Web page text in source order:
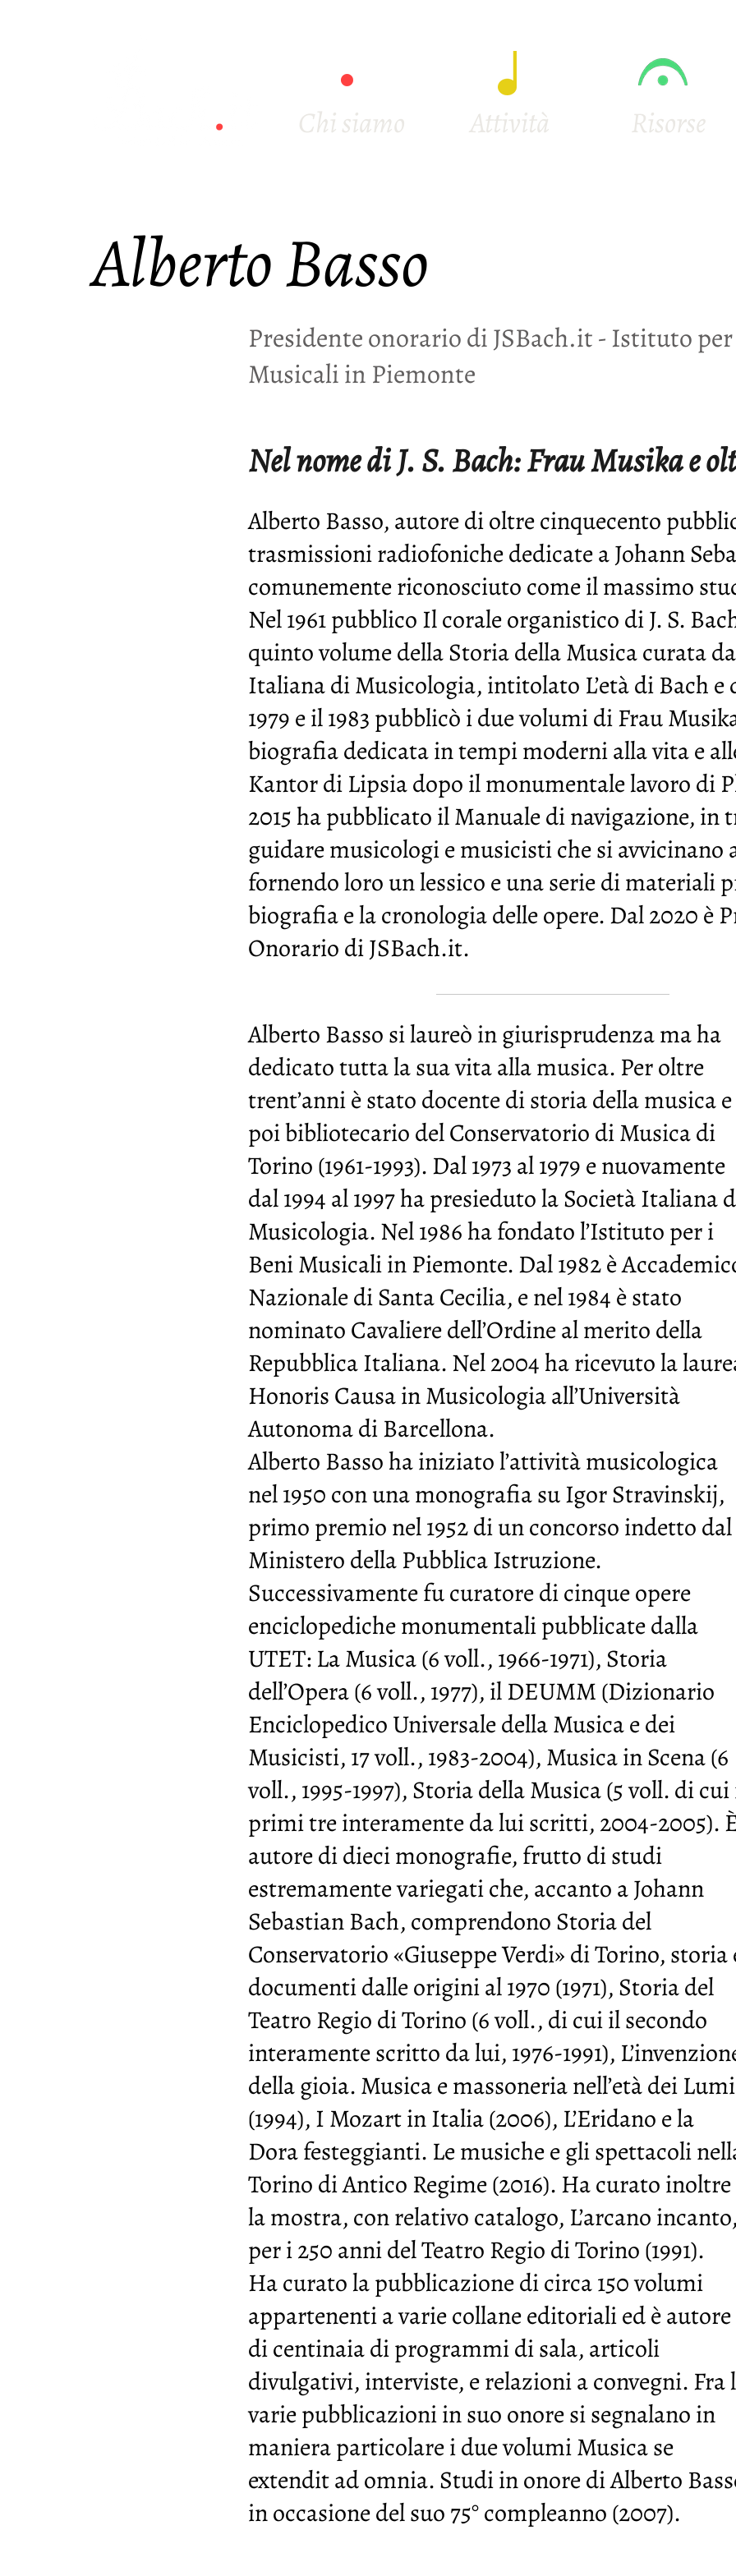
Chi siamo Attività Risorse
Alberto Basso
Presidente onorario di JSBach.it - Istituto
Musicali in Piemonte
Nel nome di J. S. Bach: Frau Musika e
Alberto Basso, autore di oltre cinquecento
trasmissioni radiofoniche dedicate a Johann
comunemente riconosciuto come il massimo
Nel 1961 pubblico Il corale organistico di J. S.
quinto volume della Storia della Musica curata
Italiana di Musicologia, intitolato L’età di Bach e
1979 e il 1983 pubblicò i due volumi di Frau
biografia dedicata in tempi moderni alla vita e
Kantor di Lipsia dopo il monumentale lavoro di
2015 ha pubblicato il Manuale di navigazione, in
guidare musicologi e musicisti che si
fornendo loro un lessico e una serie di materiali
biografia e la cronologia delle opere. Dal 2020 è
Onorario di JSBach.it.
Alberto Basso si laureò in giurisprudenza ma ha
dedicato tutta la sua vita alla musica. Per oltre
trent’anni è stato docente di storia della musica e
poi bibliotecario del Conservatorio di Musica di
Torino (1961-1993). Dal 1973 al 1979 e nuovamente
dal 1994 al 1997 ha presieduto la Società Italiana
Musicologia. Nel 1986 ha fondato l’Istituto per i
Beni Musicali in Piemonte. Dal 1982 è
Nazionale di Santa Cecilia, e nel 1984 è stato
nominato Cavaliere dell’Ordine al merito della
Repubblica Italiana. Nel 2004 ha ricevuto la
Honoris Causa in Musicologia all’Università
Autonoma di Barcellona.
Alberto Basso ha iniziato l’attività musicologica
nel 1950 con una monografia su Igor Stravinskij,
primo premio nel 1952 di un concorso indetto dal
Ministero della Pubblica Istruzione.
Successivamente fu curatore di cinque opere
enciclopediche monumentali pubblicate dalla
UTET: La Musica (6 voll., 1966-1971), Storia
dell’Opera (6 voll., 1977), il DEUMM (Dizionario
Enciclopedico Universale della Musica e dei
Musicisti, 17 voll., 1983-2004), Musica in Scena (6
voll., 1995-1997), Storia della Musica (5 voll. di
primi tre interamente da lui scritti, 2004-2005).
autore di dieci monografie, frutto di studi
estremamente variegati che, accanto a Johann
Sebastian Bach, comprendono Storia del
Conservatorio «Giuseppe Verdi» di Torino, storia
documenti dalle origini al 1970 (1971), Storia del
Teatro Regio di Torino (6 voll., di cui il secondo
interamente scritto da lui, 1976-1991),
della gioia. Musica e massoneria nell’età dei Lumi
(1994), I Mozart in Italia (2006), L’Eridano e la
Dora festeggianti. Le musiche e gli spettacoli
Torino di Antico Regime (2016). Ha curato inoltre
la mostra, con relativo catalogo, L’arcano
per i 250 anni del Teatro Regio di Torino (1991).
Ha curato la pubblicazione di circa 150 volumi
appartenenti a varie collane editoriali ed è autore
di centinaia di programmi di sala, articoli
divulgativi, interviste, e relazioni a convegni. Fra
varie pubblicazioni in suo onore si segnalano in
maniera particolare i due volumi Musica se
extendit ad omnia. Studi in onore di Alberto
in occasione del suo 75° compleanno (2007).